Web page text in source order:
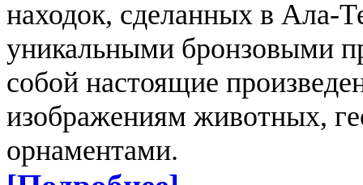
находок, сделанных в Ала-
уникальными бронзовыми
собой настоящие
изображениям животных,
орнаментами.